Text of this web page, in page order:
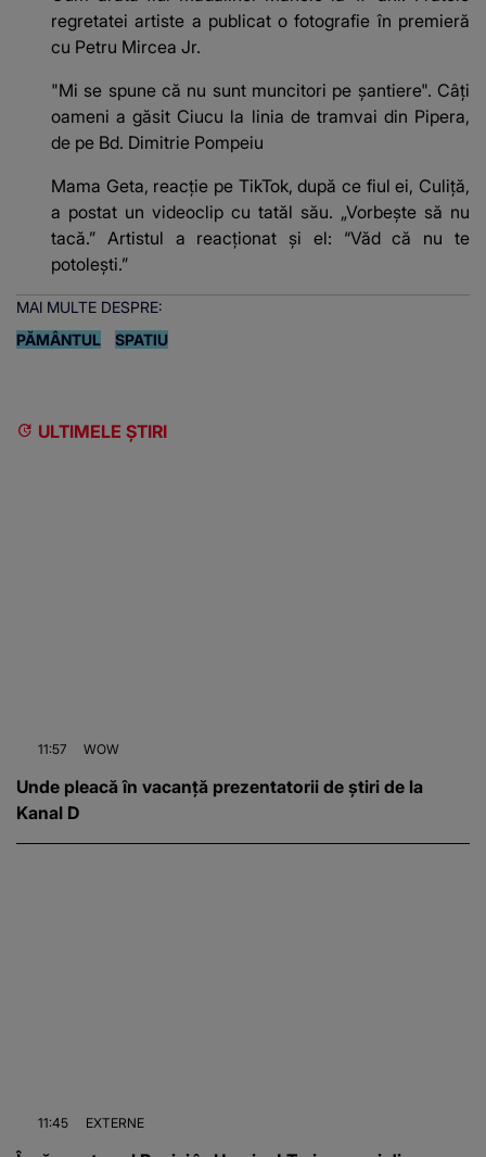
regretatei artiste a publicat o fotografie în premieră
cu Petru Mircea Jr.
"Mi se spune că nu sunt muncitori pe șantiere". Câţi
oameni a găsit Ciucu la linia de tramvai din Pipera,
de pe Bd. Dimitrie Pompeiu
Mama Geta, reacție pe TikTok, după ce fiul ei, Culiță,
a postat un videoclip cu tatăl său. „Vorbește să nu
tacă.” Artistul a reacționat și el: “Văd că nu te
potoleşti.”
MAI MULTE DESPRE:
PĂMÂNTUL
SPATIU
ULTIMELE ȘTIRI
11:57 WOW
Unde pleacă în vacanță prezentatorii de știri de la
Kanal D
11:45 EXTERNE